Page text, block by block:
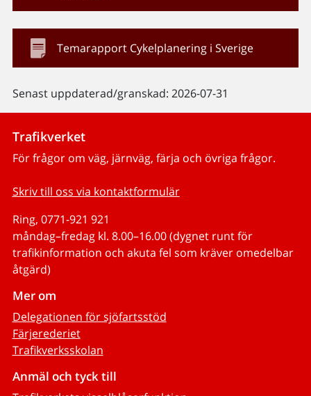
Temarapport Cykelplanering i Sverige
Senast uppdaterad/granskad: 2026-07-31
Trafikverket
För frågor om väg, järnväg, färja och övriga frågor.
Skriv till oss via kontaktformulär
Ring, 0771-921 921
måndag–fredag kl. 8.00–16.00 (dygnet runt för
trafikinformation och akuta fel som kräver omedelbar
åtgärd)
Mer om
Delegationen för sjöfartsstöd
Färjerederiet
Trafikverksskolan
Anmäl och tyck till